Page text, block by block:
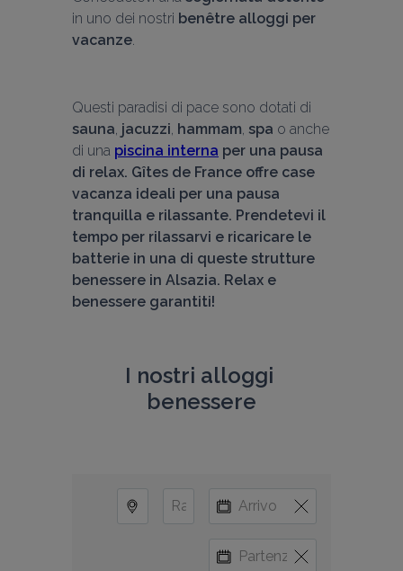
in uno dei nostri benêtre alloggi per
vacanze.
sauna, jacuzzi, hammam, spa o anche
di una piscina interna per una pausa
di relax. Gîtes de France offre case
vacanza ideali per una pausa
tranquilla e rilassante. Prendetevi il
tempo per rilassarvi e ricaricare le
batterie in una di queste strutture
benessere in Alsazia. Relax e
benessere garantiti!
I nostri alloggi
benessere